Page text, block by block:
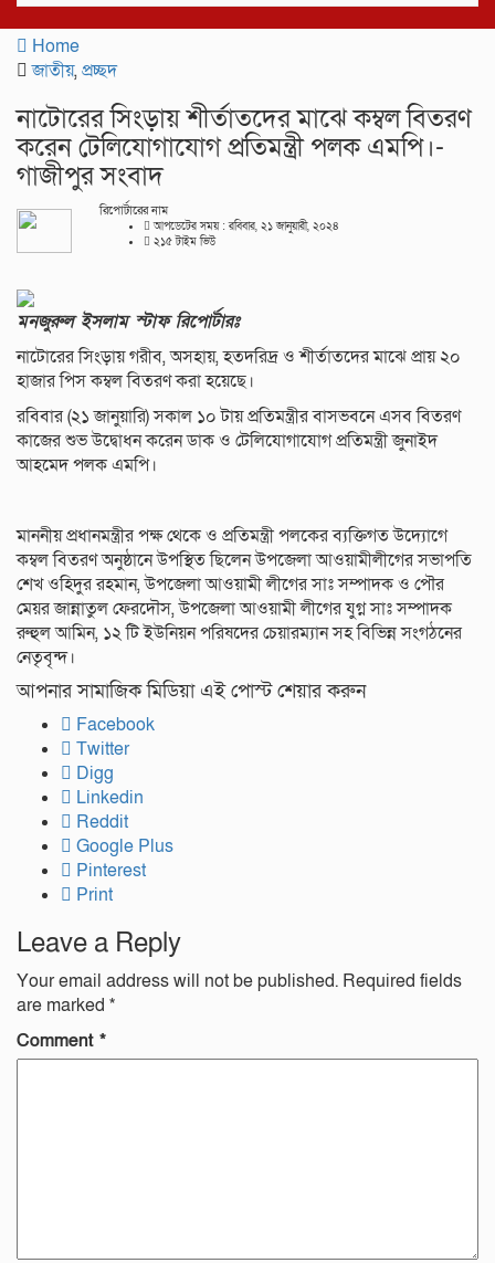
Home
জাতীয়,প্রচ্ছদ
নাটোরের সিংড়ায় শীর্তাতদের মাঝে কম্বল বিতরণ
করেন টেলিযোগাযোগ প্রতিমন্ত্রী পলক এমপি।-
গাজীপুর সংবাদ
রিপোর্টারের নাম
আপডেটের সময় : রবিবার, ২১ জানুয়ারী, ২০২৪
২১৫ টাইম ভিউ
মনজুরুল ইসলাম স্টাফ রিপোর্টারঃ
নাটোরের সিংড়ায় গরীব, অসহায়, হতদরিদ্র ও শীর্তাতদের মাঝে প্রায় ২০
হাজার পিস কম্বল বিতরণ করা হয়েছে।
রবিবার (২১ জানুয়ারি) সকাল ১০ টায় প্রতিমন্ত্রীর বাসভবনে এসব বিতরণ
কাজের শুভ উদ্বোধন করেন ডাক ও টেলিযোগাযোগ প্রতিমন্ত্রী জুনাইদ
আহমেদ পলক এমপি।
মাননীয় প্রধানমন্ত্রীর পক্ষ থেকে ও প্রতিমন্ত্রী পলকের ব্যক্তিগত উদ্যোগে
কম্বল বিতরণ অনুষ্ঠানে উপস্থিত ছিলেন উপজেলা আওয়ামীলীগের সভাপতি
শেখ ওহিদুর রহমান, উপজেলা আওয়ামী লীগের সাঃ সম্পাদক ও পৌর
মেয়র জান্নাতুল ফেরদৌস, উপজেলা আওয়ামী লীগের যুগ্ন সাঃ সম্পাদক
রুহুল আমিন, ১২ টি ইউনিয়ন পরিষদের চেয়ারম্যান সহ বিভিন্ন সংগঠনের
নেতৃবৃন্দ।
আপনার সামাজিক মিডিয়া এই পোস্ট শেয়ার করুন
Facebook
Twitter
Digg
Linkedin
Reddit
Google Plus
Pinterest
Print
Leave a Reply
Your email address will not be published. Required fields
are marked *
Comment *